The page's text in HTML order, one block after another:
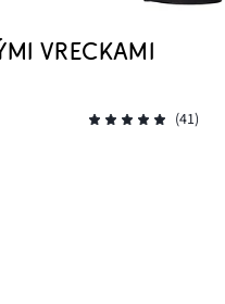
VRECKAMI
(41)